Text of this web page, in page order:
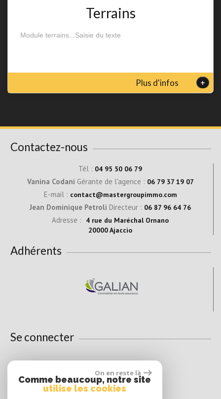
Terrains
Module terrains...Saisie du texte
Plus d'infos +
Contactez-nous
Tél : 04 95 50 06 79
Vanina Codani Gérante de l'agence : 06 79 37 19 07
E-mail : contact@mastergroupimmo.com
Jean Dominique Petroli Directeur : 06 87 96 64 76
Adresse :
4 rue du Maréchal Ornano
20000 Ajaccio
Adhérents
Se connecter
Espace propriétaire
On en reste là
Comme beaucoup, notre site
utilise les cookies